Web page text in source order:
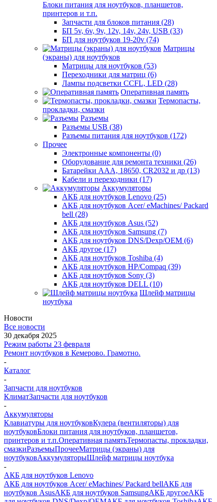
Блоки питания для ноутбуков, планшетов,
принтеров и т.п.
Запчасти для блоков питания (28)
БП 5v, 6v, 9v, 12v, 14v, 24v, USB (33)
БП для ноутбуков 19-20v (74)
Матрицы
(экраны) для ноутбуков
Матрицы для ноутбуков (53)
Переходники для матриц (6)
Лампы подсветки CCFL, LED (28)
Оперативная память
Термопасты,
прокладки, смазки
Разъемы
Разъемы USB (38)
Разъемы питания для ноутбуков (172)
Прочее
Электронные компоненты (0)
Оборудование для ремонта техники (26)
Батарейки AAА, 18650, CR2032 и др (13)
Кабели и переходники (17)
Аккумуляторы
АКБ для ноутбуков Lenovo (25)
АКБ для ноутбуков Acer/ eMachines/ Packard
bell (28)
АКБ для ноутбуков Asus (52)
АКБ для ноутбуков Samsung (7)
АКБ для ноутбуков DNS/Dexp/OEM (6)
АКБ другое (17)
АКБ для ноутбуков Toshiba (4)
АКБ для ноутбуков HP/Compaq (39)
АКБ для ноутбуков Sony (3)
АКБ для ноутбуков DELL (10)
Шлейф матрицы
ноутбука
Новости
Все новости
30 декабря 2025
Режим работы 23 февраля
Ремонт ноутбуков в Кемерово. Грамотно.
-
Каталог
-
Запчасти для ноутбуков
КлиматЗапчасти для ноутбуков
-
Аккумуляторы
Клавиатуры для ноутбуковКулера (вентиляторы) для
ноутбуковБлоки питания для ноутбуков, планшетов,
принтеров и т.п.Оперативная памятьТермопасты, прокладки,
смазкиРазъемыПрочееМатрицы (экраны) для
ноутбуковАккумуляторыШлейф матрицы ноутбука
-
АКБ для ноутбуков Lenovo
АКБ для ноутбуков Acer/ eMachines/ Packard bellАКБ для
ноутбуков AsusАКБ для ноутбуков SamsungАКБ другоеАКБ